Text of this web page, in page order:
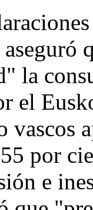
la
el
vascos
por
e